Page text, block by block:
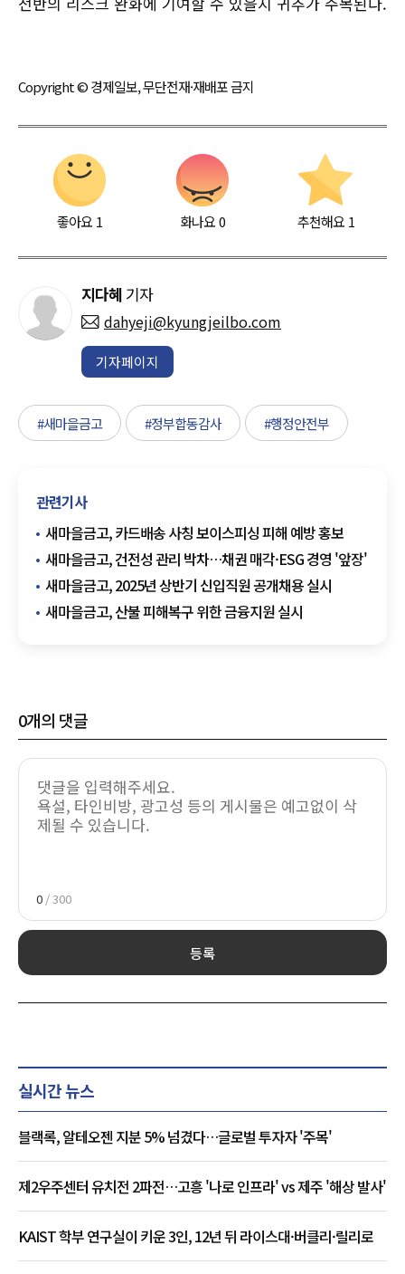
Copyright © 경제일보, 무단전재·재배포 금지
좋아요 1 화나요0 추천해요 1
지다혜 기자
dahyeji@kyungjeilbo.com
기자페이지
#새마을금고 #정부합동감사 #행정안전부
관련기사
새마을금고, 카드배송 사칭 보이스피싱 피해 예방 홍보
새마을금고, 건전성 관리 박차…채권 매각·ESG 경영 '앞장'
새마을금고, 2025년 상반기 신입직원 공개채용 실시
새마을금고, 산불 피해복구 위한 금융지원 실시
0개의 댓글
0 / 300
등록
실시간 뉴스
블랙록, 알테오젠 지분 5% 넘겼다…글로벌 투자자 '주목'
제2우주센터 유치전 2파전…고흥 '나로 인프라' vs 제주 '해상 발사'
KAIST 학부 연구실이 키운 3인, 12년 뒤 라이스대·버클리·릴리로